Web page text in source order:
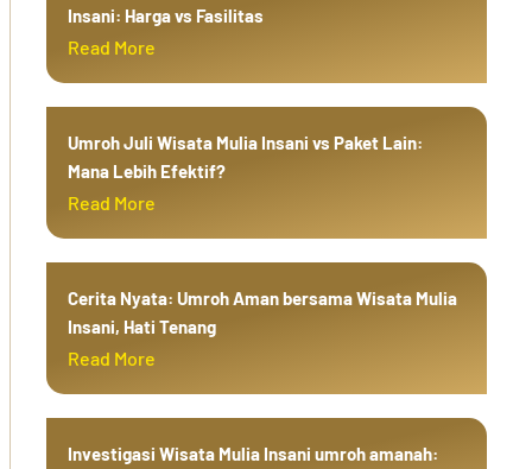
Insani: Harga vs Fasilitas
Read More
Umroh Juli Wisata Mulia Insani vs Paket Lain:
Mana Lebih Efektif?
Read More
Cerita Nyata: Umroh Aman bersama Wisata Mulia
Insani, Hati Tenang
Read More
Investigasi Wisata Mulia Insani umroh amanah: